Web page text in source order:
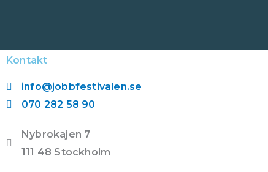
Kontakt
info@jobbfestivalen.se
070 282 58 90
Nybrokajen 7
111 48 Stockholm